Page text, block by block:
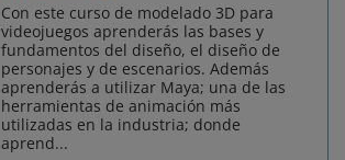
Con este curso de modelado 3D para
videojuegos aprenderás las bases y
fundamentos del diseño, el diseño de
personajes y de escenarios. Además
aprenderás a utilizar Maya; una de las
herramientas de animación más
utilizadas en la industria; donde
aprend...